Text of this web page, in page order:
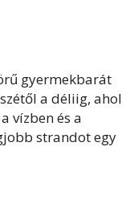
gyermekbarát
a déliig, ahol
vízben és a
strandot egy